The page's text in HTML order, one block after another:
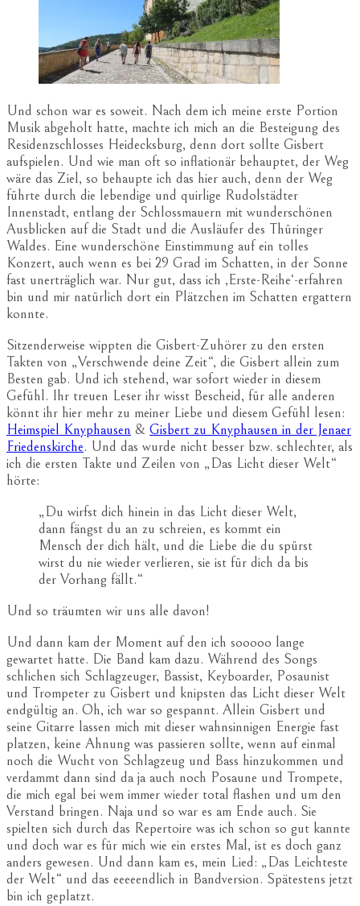
Und schon war es soweit. Nach dem ich meine erste Portion
Musik abgeholt hatte, machte ich mich an die Besteigung des
Residenzschlosses Heidecksburg, denn dort sollte Gisbert
aufspielen. Und wie man oft so inflationär behauptet, der Weg
wäre das Ziel, so behaupte ich das hier auch, denn der Weg
führte durch die lebendige und quirlige Rudolstädter
Innenstadt, entlang der Schlossmauern mit wunderschönen
Ausblicken auf die Stadt und die Ausläufer des Thüringer
Waldes. Eine wunderschöne Einstimmung auf ein tolles
Konzert, auch wenn es bei 29 Grad im Schatten, in der Sonne
fast unerträglich war. Nur gut, dass ich ‚Erste-Reihe‘-erfahren
bin und mir natürlich dort ein Plätzchen im Schatten ergattern
konnte.
Sitzenderweise wippten die Gisbert-Zuhörer zu den ersten
Takten von „Verschwende deine Zeit“, die Gisbert allein zum
Besten gab. Und ich stehend, war sofort wieder in diesem
Gefühl. Ihr treuen Leser ihr wisst Bescheid, für alle anderen
könnt ihr hier mehr zu meiner Liebe und diesem Gefühl lesen:
Heimspiel Knyphausen & Gisbert zu Knyphausen in der Jenaer
Friedenskirche. Und das wurde nicht besser bzw. schlechter, als
ich die ersten Takte und Zeilen von „Das Licht dieser Welt“
hörte:
„Du wirfst dich hinein in das Licht dieser Welt,
dann fängst du an zu schreien, es kommt ein
Mensch der dich hält, und die Liebe die du spürst
wirst du nie wieder verlieren, sie ist für dich da bis
der Vorhang fällt.“
Und so träumten wir uns alle davon!
Und dann kam der Moment auf den ich sooooo lange
gewartet hatte. Die Band kam dazu. Während des Songs
schlichen sich Schlagzeuger, Bassist, Keyboarder, Posaunist
und Trompeter zu Gisbert und knipsten das Licht dieser Welt
endgültig an. Oh, ich war so gespannt. Allein Gisbert und
seine Gitarre lassen mich mit dieser wahnsinnigen Energie fast
platzen, keine Ahnung was passieren sollte, wenn auf einmal
noch die Wucht von Schlagzeug und Bass hinzukommen und
verdammt dann sind da ja auch noch Posaune und Trompete,
die mich egal bei wem immer wieder total flashen und um den
Verstand bringen. Naja und so war es am Ende auch. Sie
spielten sich durch das Repertoire was ich schon so gut kannte
und doch war es für mich wie ein erstes Mal, ist es doch ganz
anders gewesen. Und dann kam es, mein Lied: „Das Leichteste
der Welt“ und das eeeeendlich in Bandversion. Spätestens jetzt
bin ich geplatzt.